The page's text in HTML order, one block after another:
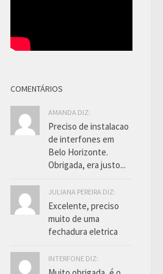
COMENTÁRIOS
AMANDA DIZ:
Preciso de instalacao
de interfones em
Belo Horizonte.
Obrigada, era justo...
JULIANA PEREIRA DIZ:
Excelente, preciso
muito de uma
fechadura eletrica
INTERFONE DIZ: